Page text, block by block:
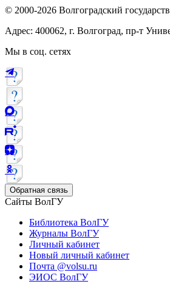
© 2000-2026 Волгоградский
Адрес: 400062, г. Волгоград, пр-т
Мы в соц. сетях
Обратная связь
Сайты ВолГУ
Библиотека ВолГУ
Журналы ВолГУ
Личный кабинет
Новый личный кабинет
Почта @volsu.ru
ЭИОС ВолГУ